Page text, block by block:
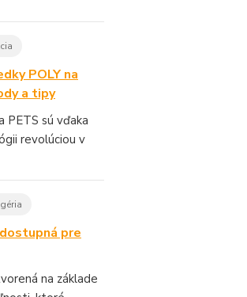
POLY na
a tipy
PETS sú vďaka
revolúciou v
pre
na základe